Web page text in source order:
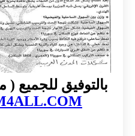
بالتوفيق للجميع